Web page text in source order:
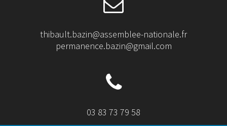
thibault.bazin@assemblee-nationale.fr
permanence.bazin@gmail.com
03 83 73 79 58